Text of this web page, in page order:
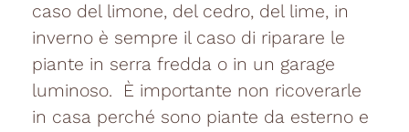
caso del limone, del cedro, del lime, in
inverno è sempre il caso di riparare le
piante in serra fredda o in un garage
luminoso. È importante non ricoverarle
in casa perché sono piante da esterno e